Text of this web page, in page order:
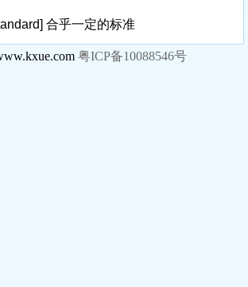
合乎一定的标准
粤ICP备10088546号